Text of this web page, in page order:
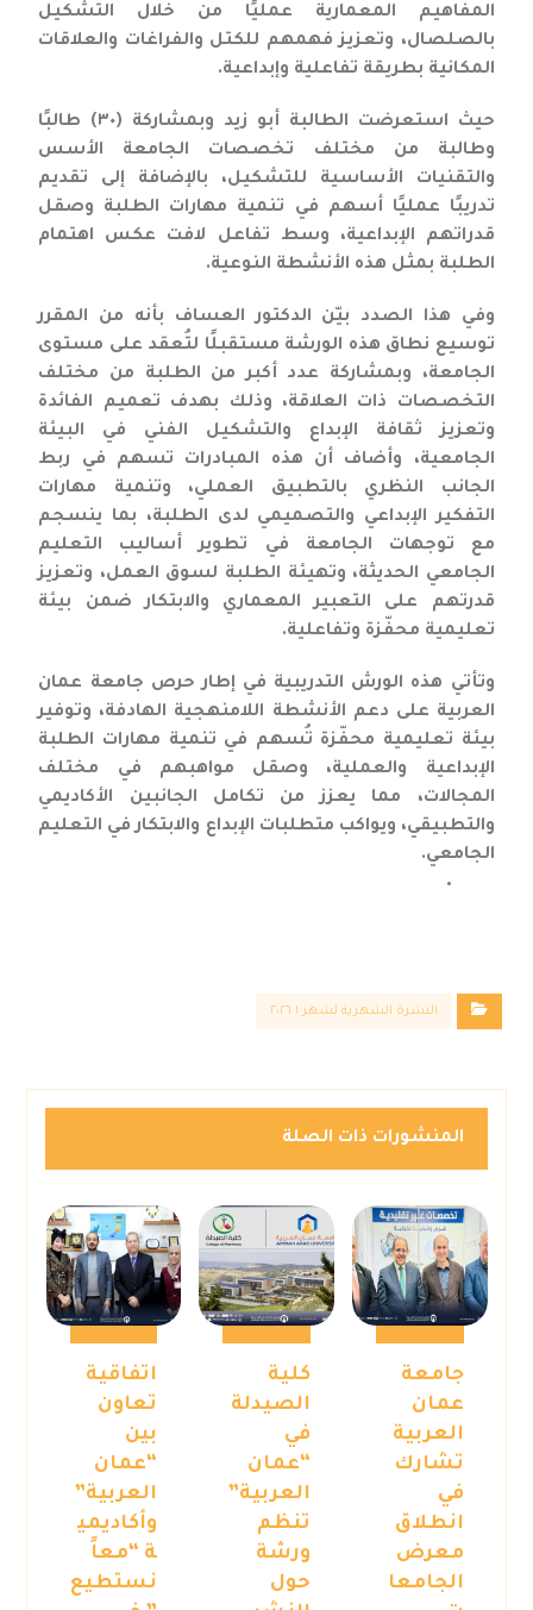
المفاهيم المعمارية عمليًا من خلال التشكيل
بالصلصال، وتعزيز فهمهم للكتل والفراغات والعلاقات
المكانية بطريقة تفاعلية وإبداعية.
حيث استعرضت الطالبة أبو زيد وبمشاركة (٣٠) طالبًا
وطالبة من مختلف تخصصات الجامعة الأسس
والتقنيات الأساسية للتشكيل، بالإضافة إلى تقديم
تدريبًا عمليًا أسهم في تنمية مهارات الطلبة وصقل
قدراتهم الإبداعية، وسط تفاعل لافت عكس اهتمام
الطلبة بمثل هذه الأنشطة النوعية.
وفي هذا الصدد بيّن الدكتور العساف بأنه من المقرر
توسيع نطاق هذه الورشة مستقبلًا لتُعقد على مستوى
الجامعة، وبمشاركة عدد أكبر من الطلبة من مختلف
التخصصات ذات العلاقة، وذلك بهدف تعميم الفائدة
وتعزيز ثقافة الإبداع والتشكيل الفني في البيئة
الجامعية، وأضاف أن هذه المبادرات تسهم في ربط
الجانب النظري بالتطبيق العملي، وتنمية مهارات
التفكير الإبداعي والتصميمي لدى الطلبة، بما ينسجم
مع توجهات الجامعة في تطوير أساليب التعليم
الجامعي الحديثة، وتهيئة الطلبة لسوق العمل، وتعزيز
قدرتهم على التعبير المعماري والابتكار ضمن بيئة
تعليمية محفّزة وتفاعلية.
وتأتي هذه الورش التدريبية في إطار حرص جامعة عمان
العربية على دعم الأنشطة اللامنهجية الهادفة، وتوفير
بيئة تعليمية محفّزة تُسهم في تنمية مهارات الطلبة
الإبداعية والعملية، وصقل مواهبهم في مختلف
المجالات، مما يعزز من تكامل الجانبين الأكاديمي
والتطبيقي، ويواكب متطلبات الإبداع والابتكار في التعليم
الجامعي.
النشرة الشهرية لشهر ١ ٢٠٢٦
المنشورات ذات الصلة
جامعة
عمان
العربية
تشارك
في
انطلاق
معرض
الجامعا
كلية
الصيدلة
في
“عمان
العربية”
تنظم
ورشة
حول
اتفاقية
تعاون
بين
“عمان
العربية”
وأكاديمي
ة “معاً
نستطيع